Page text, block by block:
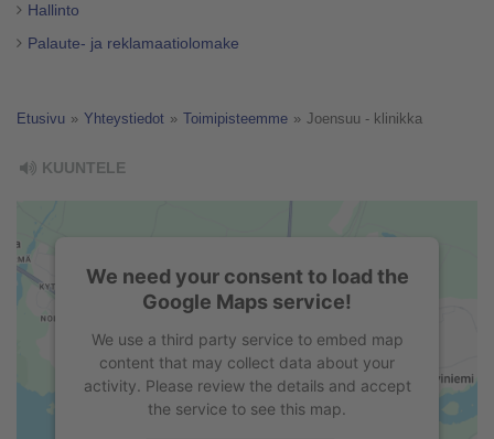
Hallinto
Palaute- ja reklamaatiolomake
Etusivu » Yhteystiedot » Toimipisteemme » Joensuu - klinikka
KUUNTELE
We need your consent to load the
Google Maps service!
We use a third party service to embed map
content that may collect data about your
activity. Please review the details and accept
the service to see this map.